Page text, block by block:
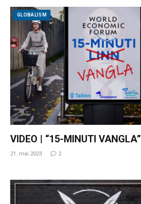
GLOBALISM
VIDEO | “15-MINUTI VANGLA”
21. mai 2023 2